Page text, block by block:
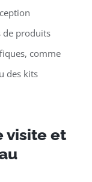
de produits
comme
des kits
visite et